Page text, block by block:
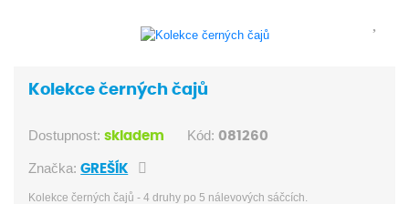
Kolekce černých čajů
Dostupnost:skladem Kód: 081260
Značka:GREŠÍK
Kolekce černých čajů - 4 druhy po 5 nálevových sáčcích.